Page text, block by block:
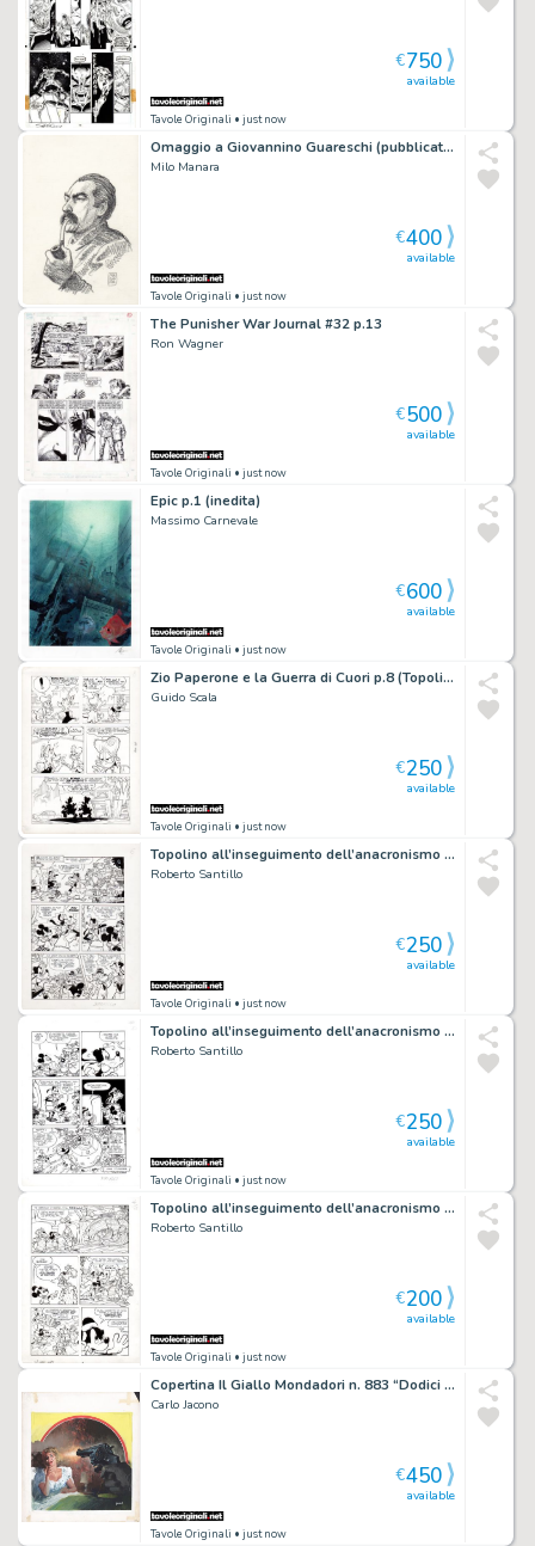
Tavole Originali • just now
available
€750
Omaggio a Giovannino Guareschi (pubblicata catalogo ANAFI)
Milo Manara
Tavole Originali • just now
available
€400
The Punisher War Journal #32 p.13
Ron Wagner
Tavole Originali • just now
available
€500
Epic p.1 (inedita)
Massimo Carnevale
Tavole Originali • just now
available
€600
Zio Paperone e la Guerra di Cuori p.8 (Topolino n.1049 del 1976)
Guido Scala
Tavole Originali • just now
available
€250
Topolino all’inseguimento dell’anacronismo multiuso p.6 (Topolino n.1860 del 1991)
Roberto Santillo
Tavole Originali • just now
available
€250
Topolino all’inseguimento dell’anacronismo multiuso p.10 (Topolino n.1860 del 1991)
Roberto Santillo
Tavole Originali • just now
available
€250
Topolino all’inseguimento dell’anacronismo multiuso p.25 (Topolino n.1860 del 1991)
Roberto Santillo
Tavole Originali • just now
available
€200
Copertina Il Giallo Mondadori n. 883 “Dodici Rintocchi” (Mignon G. Eberhart)
Carlo Jacono
Tavole Originali • just now
available
€450